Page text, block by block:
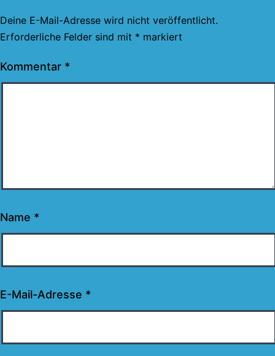
Deine E-Mail-Adresse wird nicht veröffentlicht.
Erforderliche Felder sind mit * markiert
Kommentar *
Name *
E-Mail-Adresse *